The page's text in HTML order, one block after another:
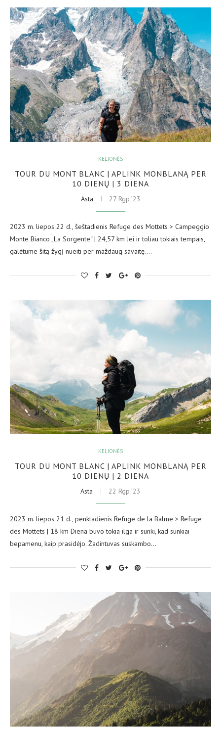
KELIONĖS
TOUR DU MONT BLANC | APLINK MONBLANĄ PER
10 DIENŲ | 3 DIENA
Asta 27 Rgp ’23
2023 m. liepos 22 d., šeštadienis Refuge des Mottets > Campeggio
Monte Bianco „La Sorgente“ | 24,57 km Jei ir toliau tokiais tempais,
galėtume šitą žygį nueiti per maždaug savaitę.…
KELIONĖS
TOUR DU MONT BLANC | APLINK MONBLANĄ PER
10 DIENŲ | 2 DIENA
Asta 22 Rgp ’23
2023 m. liepos 21 d., penktadienis Refuge de la Balme > Refuge
des Mottets | 18 km Diena buvo tokia ilga ir sunki, kad sunkiai
bepamenu, kaip prasidėjo. Žadintuvas suskambo…